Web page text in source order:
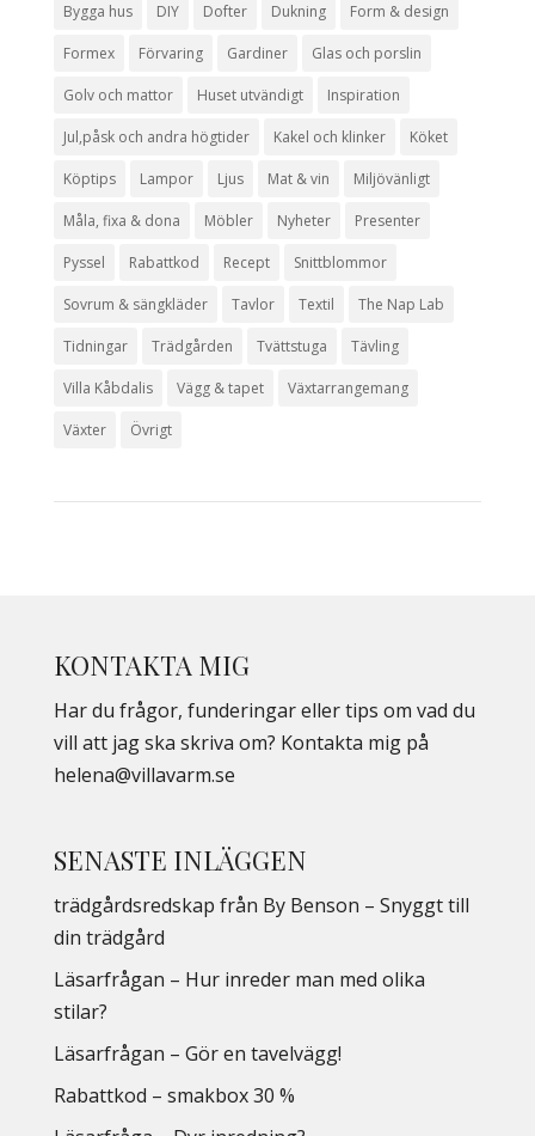
Bygga hus DIY Dofter Dukning Form & design
Formex Förvaring Gardiner Glas och porslin
Golv och mattor Huset utvändigt Inspiration
Jul,påsk och andra högtider Kakel och klinker Köket
Köptips Lampor Ljus Mat & vin Miljövänligt
Måla, fixa & dona Möbler Nyheter Presenter
Pyssel Rabattkod Recept Snittblommor
Sovrum & sängkläder Tavlor Textil The Nap Lab
Tidningar Trädgården Tvättstuga Tävling
Villa Kåbdalis Vägg & tapet Växtarrangemang
Växter Övrigt
KONTAKTA MIG
Har du frågor, funderingar eller tips om vad du
vill att jag ska skriva om? Kontakta mig på
helena@villavarm.se
SENASTE INLÄGGEN
trädgårdsredskap från By Benson – Snyggt till
din trädgård
Läsarfrågan – Hur inreder man med olika
stilar?
Läsarfrågan – Gör en tavelvägg!
Rabattkod – smakbox 30 %